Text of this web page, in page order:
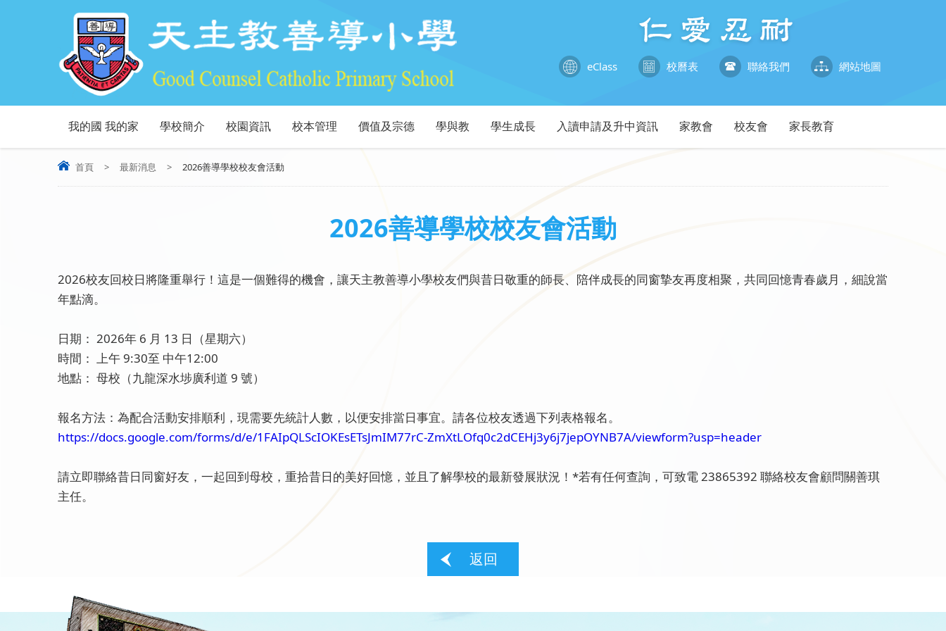
eClass 校曆表 聯絡我們 網站地圖
我的國 我的家 學校簡介 校園資訊 校本管理 價值及宗德 學與教 學生成長 入讀申請及升中資訊 家教會 校友會 家長教育
首頁 > 最新消息 > 2026善導學校校友會活動
2026善導學校校友會活動
2026校友回校日將隆重舉行！這是一個難得的機會，讓天主教善導小學校友們與昔日敬重的師長、陪伴成長的同窗摯友再度相聚，共同回憶青春歲月，細說當
年點滴。
日期： 2026年 6 月 13 日（星期六）
時間： 上午 9:30至 中午12:00
地點： 母校（九龍深水埗廣利道 9 號）
報名方法：為配合活動安排順利，現需要先統計人數，以便安排當日事宜。請各位校友透過下列表格報名。
https://docs.google.com/forms/d/e/1FAIpQLScIOKEsETsJmIM77rC-ZmXtLOfq0c2dCEHj3y6j7jepOYNB7A/viewform?usp=header
請立即聯絡昔日同窗好友，一起回到母校，重拾昔日的美好回憶，並且了解學校的最新發展狀況！*若有任何查詢，可致電 23865392 聯絡校友會顧問關善琪
主任。
返回